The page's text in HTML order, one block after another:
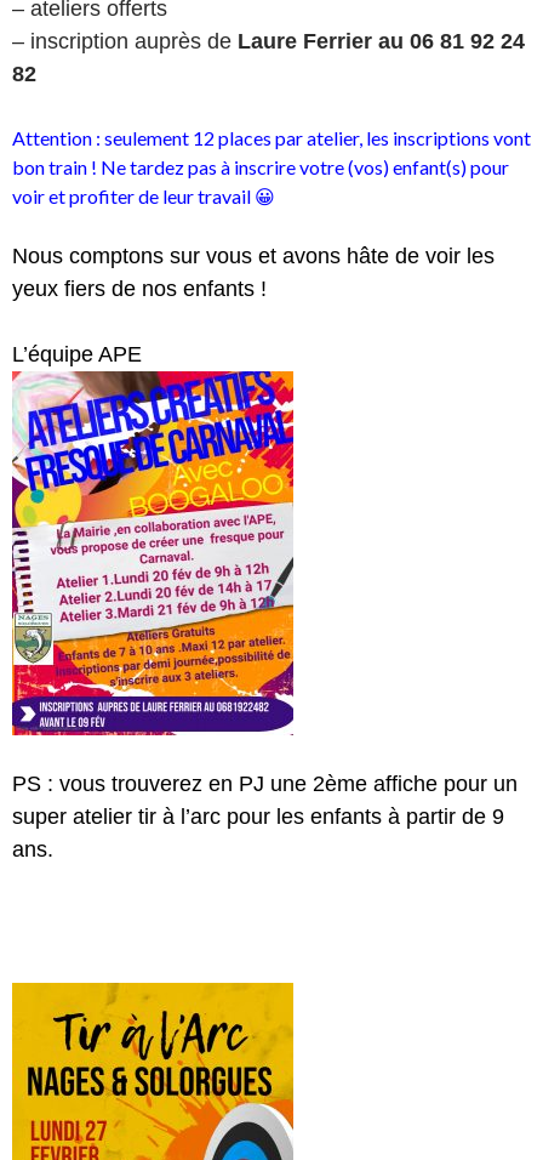
– ateliers offerts
– inscription auprès de Laure Ferrier au 06 81 92 24
82
Attention : seulement 12 places par atelier, les inscriptions vont
bon train ! Ne tardez pas à inscrire votre (vos) enfant(s)pour
voir et profiter de leur travail 😀
Nous comptons sur vous et avons hâte de voir les
yeux fiers de nos enfants !
L’équipe APE
PS : vous trouverez en PJ une 2ème affiche pour un
super atelier tir à l’arc pour les enfants à partir de 9
ans.